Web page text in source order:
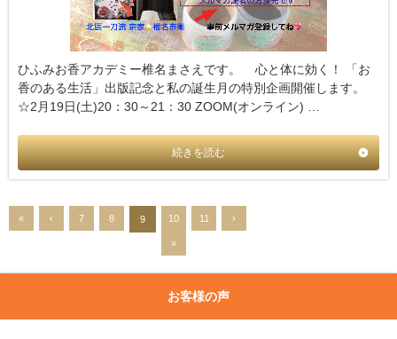
ひふみお香アカデミー椎名まさえです。 心と体に効く！ 「お
香のある生活」出版記念と私の誕生月の特別企画開催します。
☆2月19日(土)20：30～21：30 ZOOM(オンライン) …
続きを読む
« ‹ 7 8 9 10 11 ›
»
お客様の声